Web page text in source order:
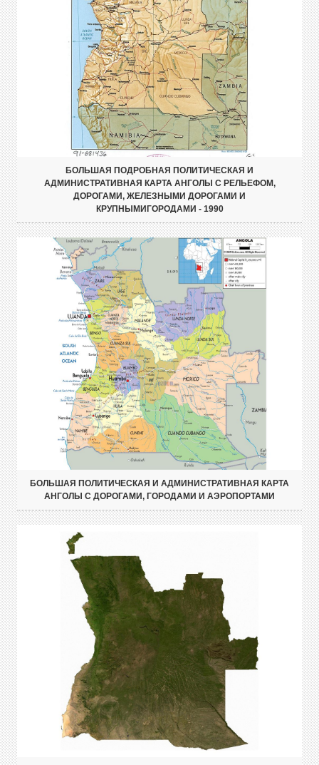
БОЛЬШАЯ ПОДРОБНАЯ ПОЛИТИЧЕСКАЯ И
АДМИНИСТРАТИВНАЯ КАРТА АНГОЛЫ С РЕЛЬЕФОМ,
ДОРОГАМИ, ЖЕЛЕЗНЫМИ ДОРОГАМИ И
КРУПНЫМИГОРОДАМИ - 1990
БОЛЬШАЯ ПОЛИТИЧЕСКАЯ И АДМИНИСТРАТИВНАЯ КАРТА
АНГОЛЫ С ДОРОГАМИ, ГОРОДАМИ И АЭРОПОРТАМИ